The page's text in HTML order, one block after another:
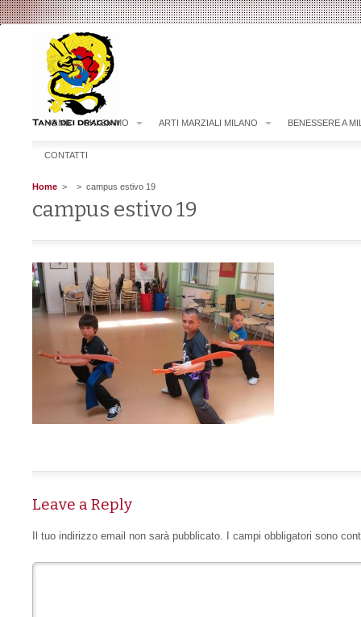
HOME CHI SIAMO ARTI MARZIALI MILANO BENESSERE A
CONTATTI
Home > > campus estivo 19
campus estivo 19
Leave a Reply
Il tuo indirizzo email non sarà pubblicato. I campi obbligatori sono